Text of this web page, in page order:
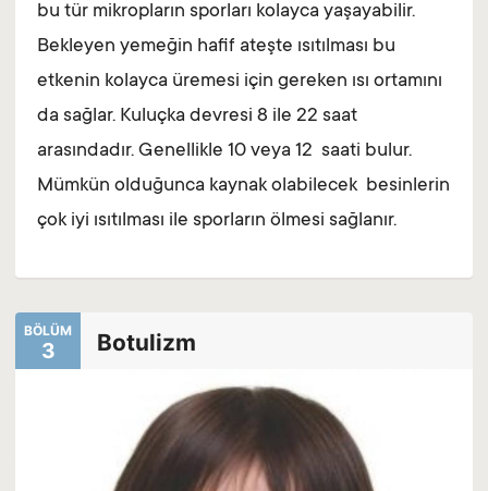
bu tür mikropların sporları kolayca yaşayabilir.
Bekleyen yemeğin hafif ateşte ısıtılması bu
etkenin kolayca üremesi için gereken ısı ortamını
da sağlar. Kuluçka devresi 8 ile 22 saat
arasındadır. Genellikle 10 veya 12 saati bulur.
Mümkün olduğunca kaynak olabilecek besinlerin
çok iyi ısıtılması ile sporların ölmesi sağlanır.
BÖLÜM
3 Botulizm